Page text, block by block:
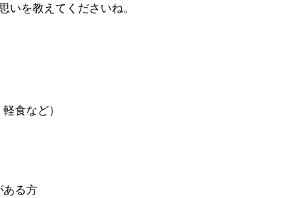
いを教えてくださいね。
食など）
ある方